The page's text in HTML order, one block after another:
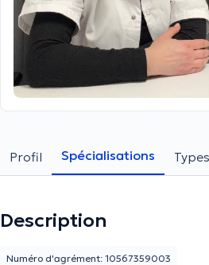
Profil Spécialisations
Description
Numéro d'agrément: 10567359003